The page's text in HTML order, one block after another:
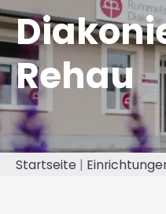
Rehau
Startseite